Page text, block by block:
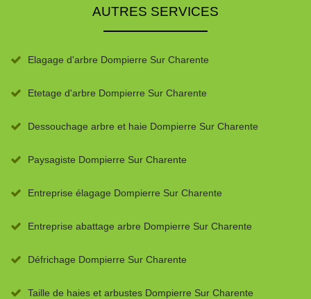
AUTRES SERVICES
Elagage d'arbre Dompierre Sur Charente
Etetage d'arbre Dompierre Sur Charente
Dessouchage arbre et haie Dompierre Sur Charente
Paysagiste Dompierre Sur Charente
Entreprise élagage Dompierre Sur Charente
Entreprise abattage arbre Dompierre Sur Charente
Défrichage Dompierre Sur Charente
Taille de haies et arbustes Dompierre Sur Charente